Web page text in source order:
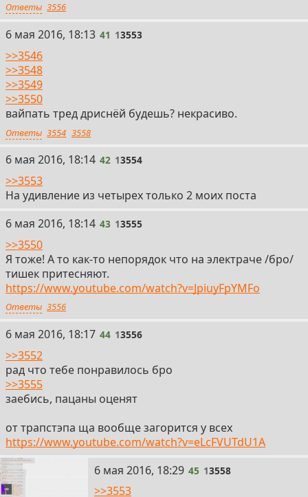
Ответы 3556
41
6 мая 2016, 18:13 41 13553
>>3546
>>3548
>>3549
>>3550
вайпать тред дриснёй будешь? некрасиво.
Ответы 3554 3558
42
6 мая 2016, 18:14 42 13554
>>3553
На удивление из четырех только 2 моих поста
43
6 мая 2016, 18:14 43 13555
>>3550
Я тоже! А то как-то непорядок что на электраче /бро/
тишек притесняют.
https://www.youtube.com/watch?v=JpiuyFpYMFo
Ответы 3556
44
6 мая 2016, 18:17 44 13556
>>3552
рад что тебе понравилось бро
>>3555
заебись, пацаны оценят
от трапстэпа ща вообще загорится у всех
https://www.youtube.com/watch?v=eLcFVUTdU1A
45
6 мая 2016, 18:29 45 13558
>>3553